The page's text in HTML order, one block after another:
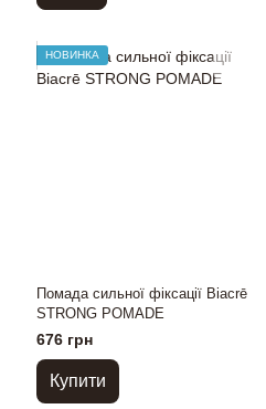
НОВИНКА
Помада сильної фіксації Biacrē
STRONG POMADE
676 грн
Купити